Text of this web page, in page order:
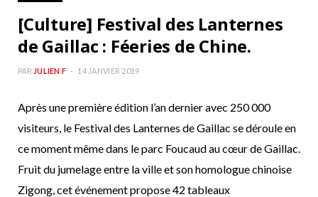
[Culture] Festival des Lanternes
de Gaillac : Féeries de Chine.
PAR JULIEN F 14 JANVIER 2019
Après une première édition l’an dernier avec 250 000
visiteurs, le Festival des Lanternes de Gaillac se déroule en
ce moment même dans le parc Foucaud au cœur de Gaillac.
Fruit du jumelage entre la ville et son homologue chinoise
Zigong, cet événement propose 42 tableaux